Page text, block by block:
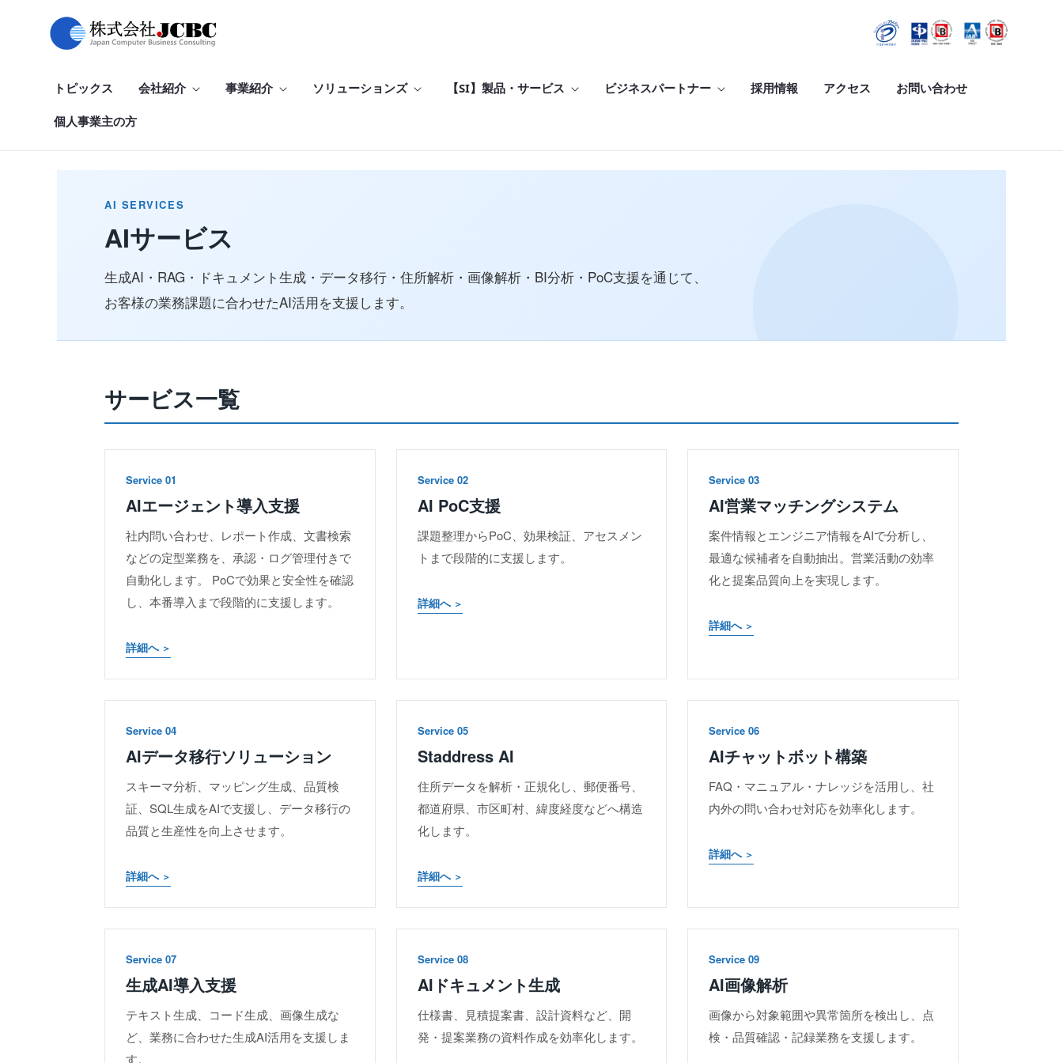
Hoppa till huvudinnehåll
トピックス 会社紹介 事業紹介 ソリューションズ 【SI】製品・サービス ビジネスパートナー 採用情報 アクセス お問い合わせ
個人事業主の方
AI SERVICES
AIサービス
生成AI・RAG・ドキュメント生成・データ移行・住所解析・画像解析・BI分析・PoC支援を通じて、
お客様の業務課題に合わせたAI活用を支援します。
サービス一覧
Service 01
AIエージェント導入支援
社内問い合わせ、レポート作成、文書検索
などの定型業務を、承認・ログ管理付きで
自動化します。 PoCで効果と安全性を確認
し、本番導入まで段階的に支援します。
詳細へ
Service 02
AI PoC支援
課題整理からPoC、効果検証、アセスメン
トまで段階的に支援します。
詳細へ
Service 03
AI営業マッチングシステム
案件情報とエンジニア情報をAIで分析し、
最適な候補者を自動抽出。営業活動の効率
化と提案品質向上を実現します。
詳細へ
Service 04
AIデータ移行ソリューション
スキーマ分析、マッピング生成、品質検
証、SQL生成をAIで支援し、データ移行の
品質と生産性を向上させます。
詳細へ
Service 05
Staddress AI
住所データを解析・正規化し、郵便番号、
都道府県、市区町村、緯度経度などへ構造
化します。
詳細へ
Service 06
AIチャットボット構築
FAQ・マニュアル・ナレッジを活用し、社
内外の問い合わせ対応を効率化します。
詳細へ
Service 07
生成AI導入支援
テキスト生成、コード生成、画像生成な
ど、業務に合わせた生成AI活用を支援しま
す。
Service 08
AIドキュメント生成
仕様書、見積提案書、設計資料など、開
発・提案業務の資料作成を効率化します。
Service 09
AI画像解析
画像から対象範囲や異常箇所を検出し、点
検・品質確認・記録業務を支援します。